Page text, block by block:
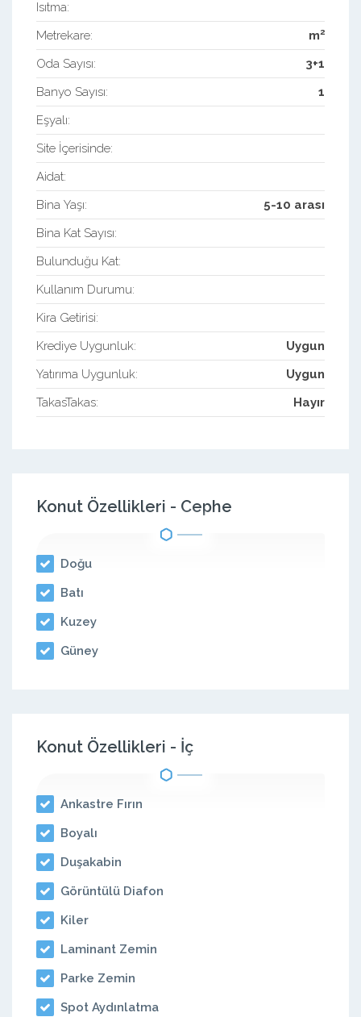
Isıtma:
Metrekare:
m2
Oda Sayısı:
3+1
Banyo Sayısı:
1
Eşyalı:
Site İçerisinde:
Aidat:
Bina Yaşı:
5-10 arası
Bina Kat Sayısı:
Bulunduğu Kat:
Kullanım Durumu:
Kira Getirisi:
Krediye Uygunluk:
Uygun
Yatırıma Uygunluk:
Uygun
TakasTakas:
Hayır
Konut Özellikleri - Cephe
Doğu
Batı
Kuzey
Güney
Konut Özellikleri - İç
Ankastre Fırın
Boyalı
Duşakabin
Görüntülü Diafon
Kiler
Laminant Zemin
Parke Zemin
Spot Aydınlatma